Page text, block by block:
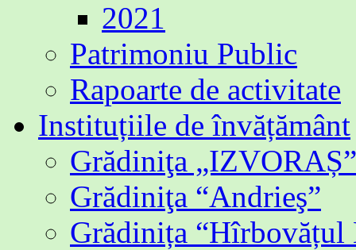
2021
Patrimoniu Public
Rapoarte de activitate
Instituțiile de învățământ
Grădiniţa „IZVORAȘ”
Grădiniţa “Andrieş”
Grădinița “Hîrbovățul